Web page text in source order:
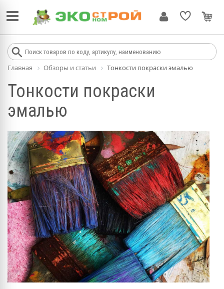
Главная Обзоры и статьи Тонкости покраски эмалью
Тонкости покраски
эмалью